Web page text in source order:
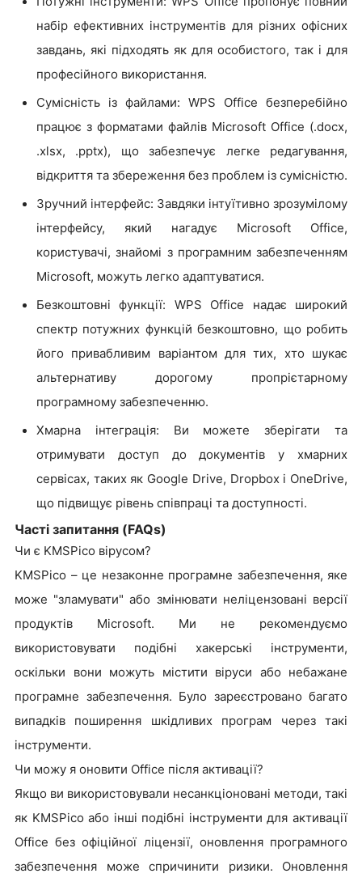
набір ефективних інструментів для різних офісних
завдань, які підходять як для особистого, так і для
професійного використання.
Сумісність із файлами: WPS Office безперебійно
працює з форматами файлів Microsoft Office (.docx,
.xlsx, .pptx), що забезпечує легке редагування,
відкриття та збереження без проблем із сумісністю.
Зручний інтерфейс: Завдяки інтуїтивно зрозумілому
інтерфейсу, який нагадує Microsoft Office,
користувачі, знайомі з програмним забезпеченням
Microsoft, можуть легко адаптуватися.
Безкоштовні функції: WPS Office надає широкий
спектр потужних функцій безкоштовно, що робить
його привабливим варіантом для тих, хто шукає
альтернативу дорогому пропрієтарному
програмному забезпеченню.
Хмарна інтеграція: Ви можете зберігати та
отримувати доступ до документів у хмарних
сервісах, таких як Google Drive, Dropbox і OneDrive,
що підвищує рівень співпраці та доступності.
Часті запитання (FAQs)
Чи є KMSPico вірусом?
KMSPico – це незаконне програмне забезпечення, яке
може "зламувати" або змінювати неліцензовані версії
продуктів Microsoft. Ми не рекомендуємо
використовувати подібні хакерські інструменти,
оскільки вони можуть містити віруси або небажане
програмне забезпечення. Було зареєстровано багато
випадків поширення шкідливих програм через такі
інструменти.
Чи можу я оновити Office після активації?
Якщо ви використовували несанкціоновані методи, такі
як KMSPico або інші подібні інструменти для активації
Office без офіційної ліцензії, оновлення програмного
забезпечення може спричинити ризики. Оновлення